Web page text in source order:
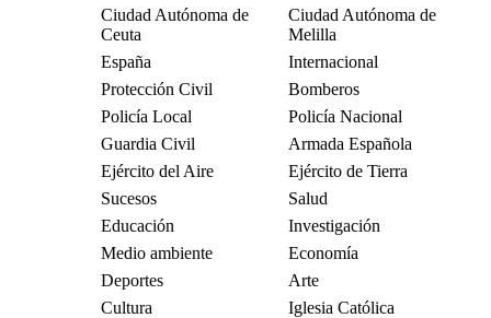
Ciudad Autónoma de
Ceuta
Ciudad Autónoma de
Melilla
España
Internacional
Protección Civil
Bomberos
Policía Local
Policía Nacional
Guardia Civil
Armada Española
Ejército del Aire
Ejército de Tierra
Sucesos
Salud
Educación
Investigación
Medio ambiente
Economía
Deportes
Arte
Cultura
Iglesia Católica